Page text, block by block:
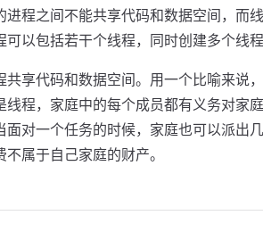
进程之间不能共享代码和数据空间，而
以包括若干个线程，同时创建多个线
共享代码和数据空间。用一个比喻来说
线程，家庭中的每个成员都有义务对家
面对一个任务的时候，家庭也可以派出
属于自己家庭的财产。